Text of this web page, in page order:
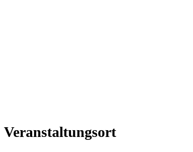
Veranstaltungsort